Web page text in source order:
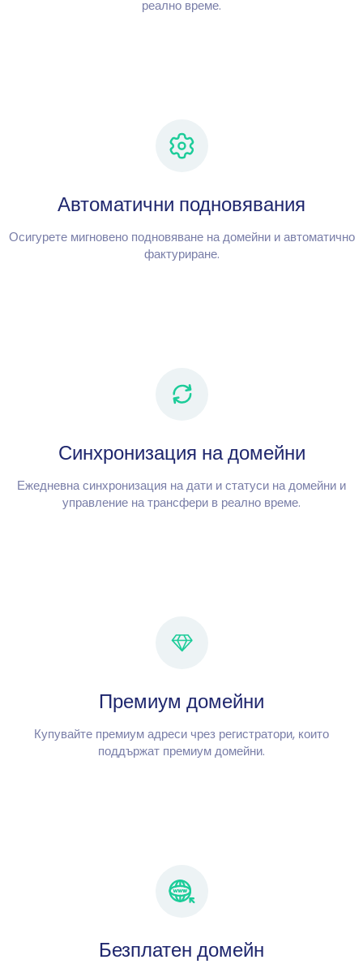
реално време.
Автоматични подновявания
Осигурете мигновено подновяване на домейни и автоматично
фактуриране.
Синхронизация на домейни
Ежедневна синхронизация на дати и статуси на домейни и
управление на трансфери в реално време.
Премиум домейни
Купувайте премиум адреси чрез регистратори, които
поддържат премиум домейни.
Безплатен домейн